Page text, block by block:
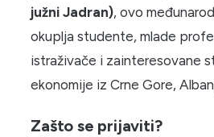
južni Jadran), ovo
okuplja studente, mlade
istraživače i zainteresovane
ekonomije iz Crne Gore,
Zašto se prijaviti?